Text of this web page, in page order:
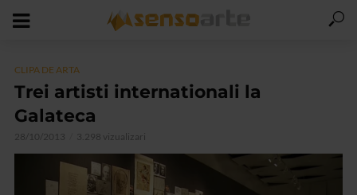
CLIPA DE ARTA
Trei artisti internationali la
Galateca
28/10/2013 3.298 vizualizari